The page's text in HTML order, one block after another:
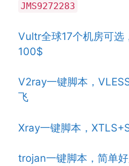
JMS9272283
Vultr全球17个机房可选
100$
V2ray一键脚本，
飞
Xray一键脚本，
trojan一键脚本，简单好